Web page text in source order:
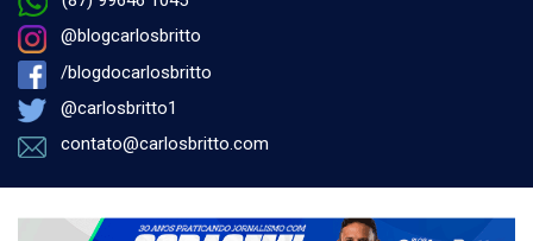
@blogcarlosbritto
/blogdocarlosbritto
@carlosbritto1
contato@carlosbritto.com